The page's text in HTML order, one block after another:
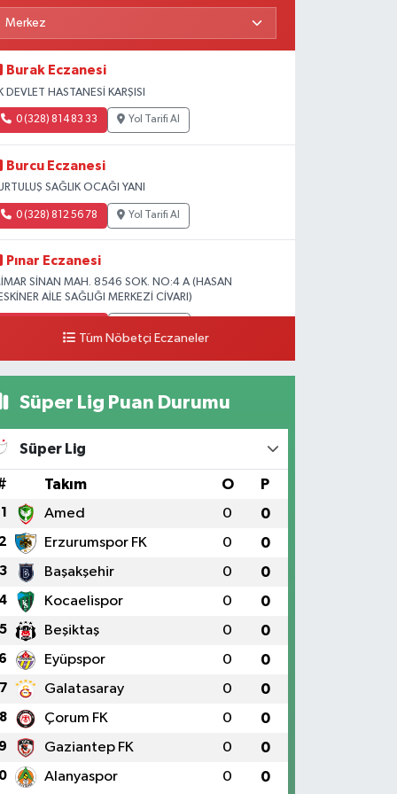
Burak Eczanesi
DEVLET HASTANESİ KARŞISI
0 (328) 814 83 33 Yol Tarifi Al
Burcu Eczanesi
SAĞLIK OCAĞI YANI
0 (328) 812 56 78 Yol Tarifi Al
Pınar Eczanesi
SİNAN MAH. 8546 SOK. NO:4 A (HASAN
AİLE SAĞLIĞI MERKEZİ CİVARI)
Tüm Nöbetçi Eczaneler
Süper Lig Puan Durumu
Süper Lig
Takım O P
1 Amed 0 0
2 Erzurumspor FK 0 0
3 Başakşehir 0 0
4 Kocaelispor 0 0
5 Beşiktaş 0 0
6 Eyüpspor 0 0
7 Galatasaray 0 0
8 Çorum FK 0 0
9 Gaziantep FK 0 0
Alanyaspor 0 0